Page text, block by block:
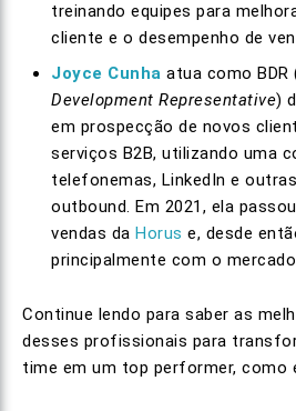
treinando equipes para
cliente e o desempenho de
Joyce Cunha atua como BDR
Development Representative)
em prospecção de novos
serviços B2B, utilizando uma
telefonemas, LinkedIn e
outbound. Em 2021, ela
vendas da Horus e, desde
principalmente com o
Continue lendo para saber as
desses profissionais para
time em um top performer, como